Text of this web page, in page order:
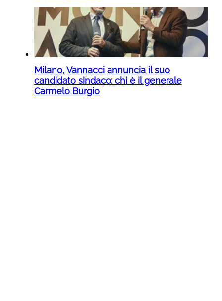
Milano, Vannacci annuncia il suo
candidato sindaco: chi è il generale
Carmelo Burgio